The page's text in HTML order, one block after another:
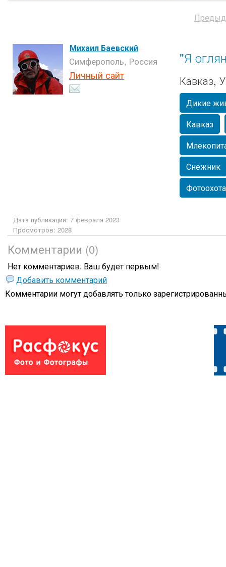
Михаил Баевский
Симферополь, Россия
Личный сайт
"Я
Кавказ,
Дикие
Кавказ
Снежник
Фотоохота
Дата публикации: 7 февраля 2023
Просмотров: 2028
Комментарии (0)
Нет комментариев. Ваш будет первым!
Добавить комментарий
Комментарии могут добавлять только